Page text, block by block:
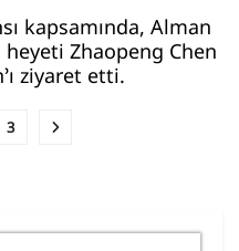
kapsamında, Alman
Zhaopeng Chen
ziyaret etti.
3